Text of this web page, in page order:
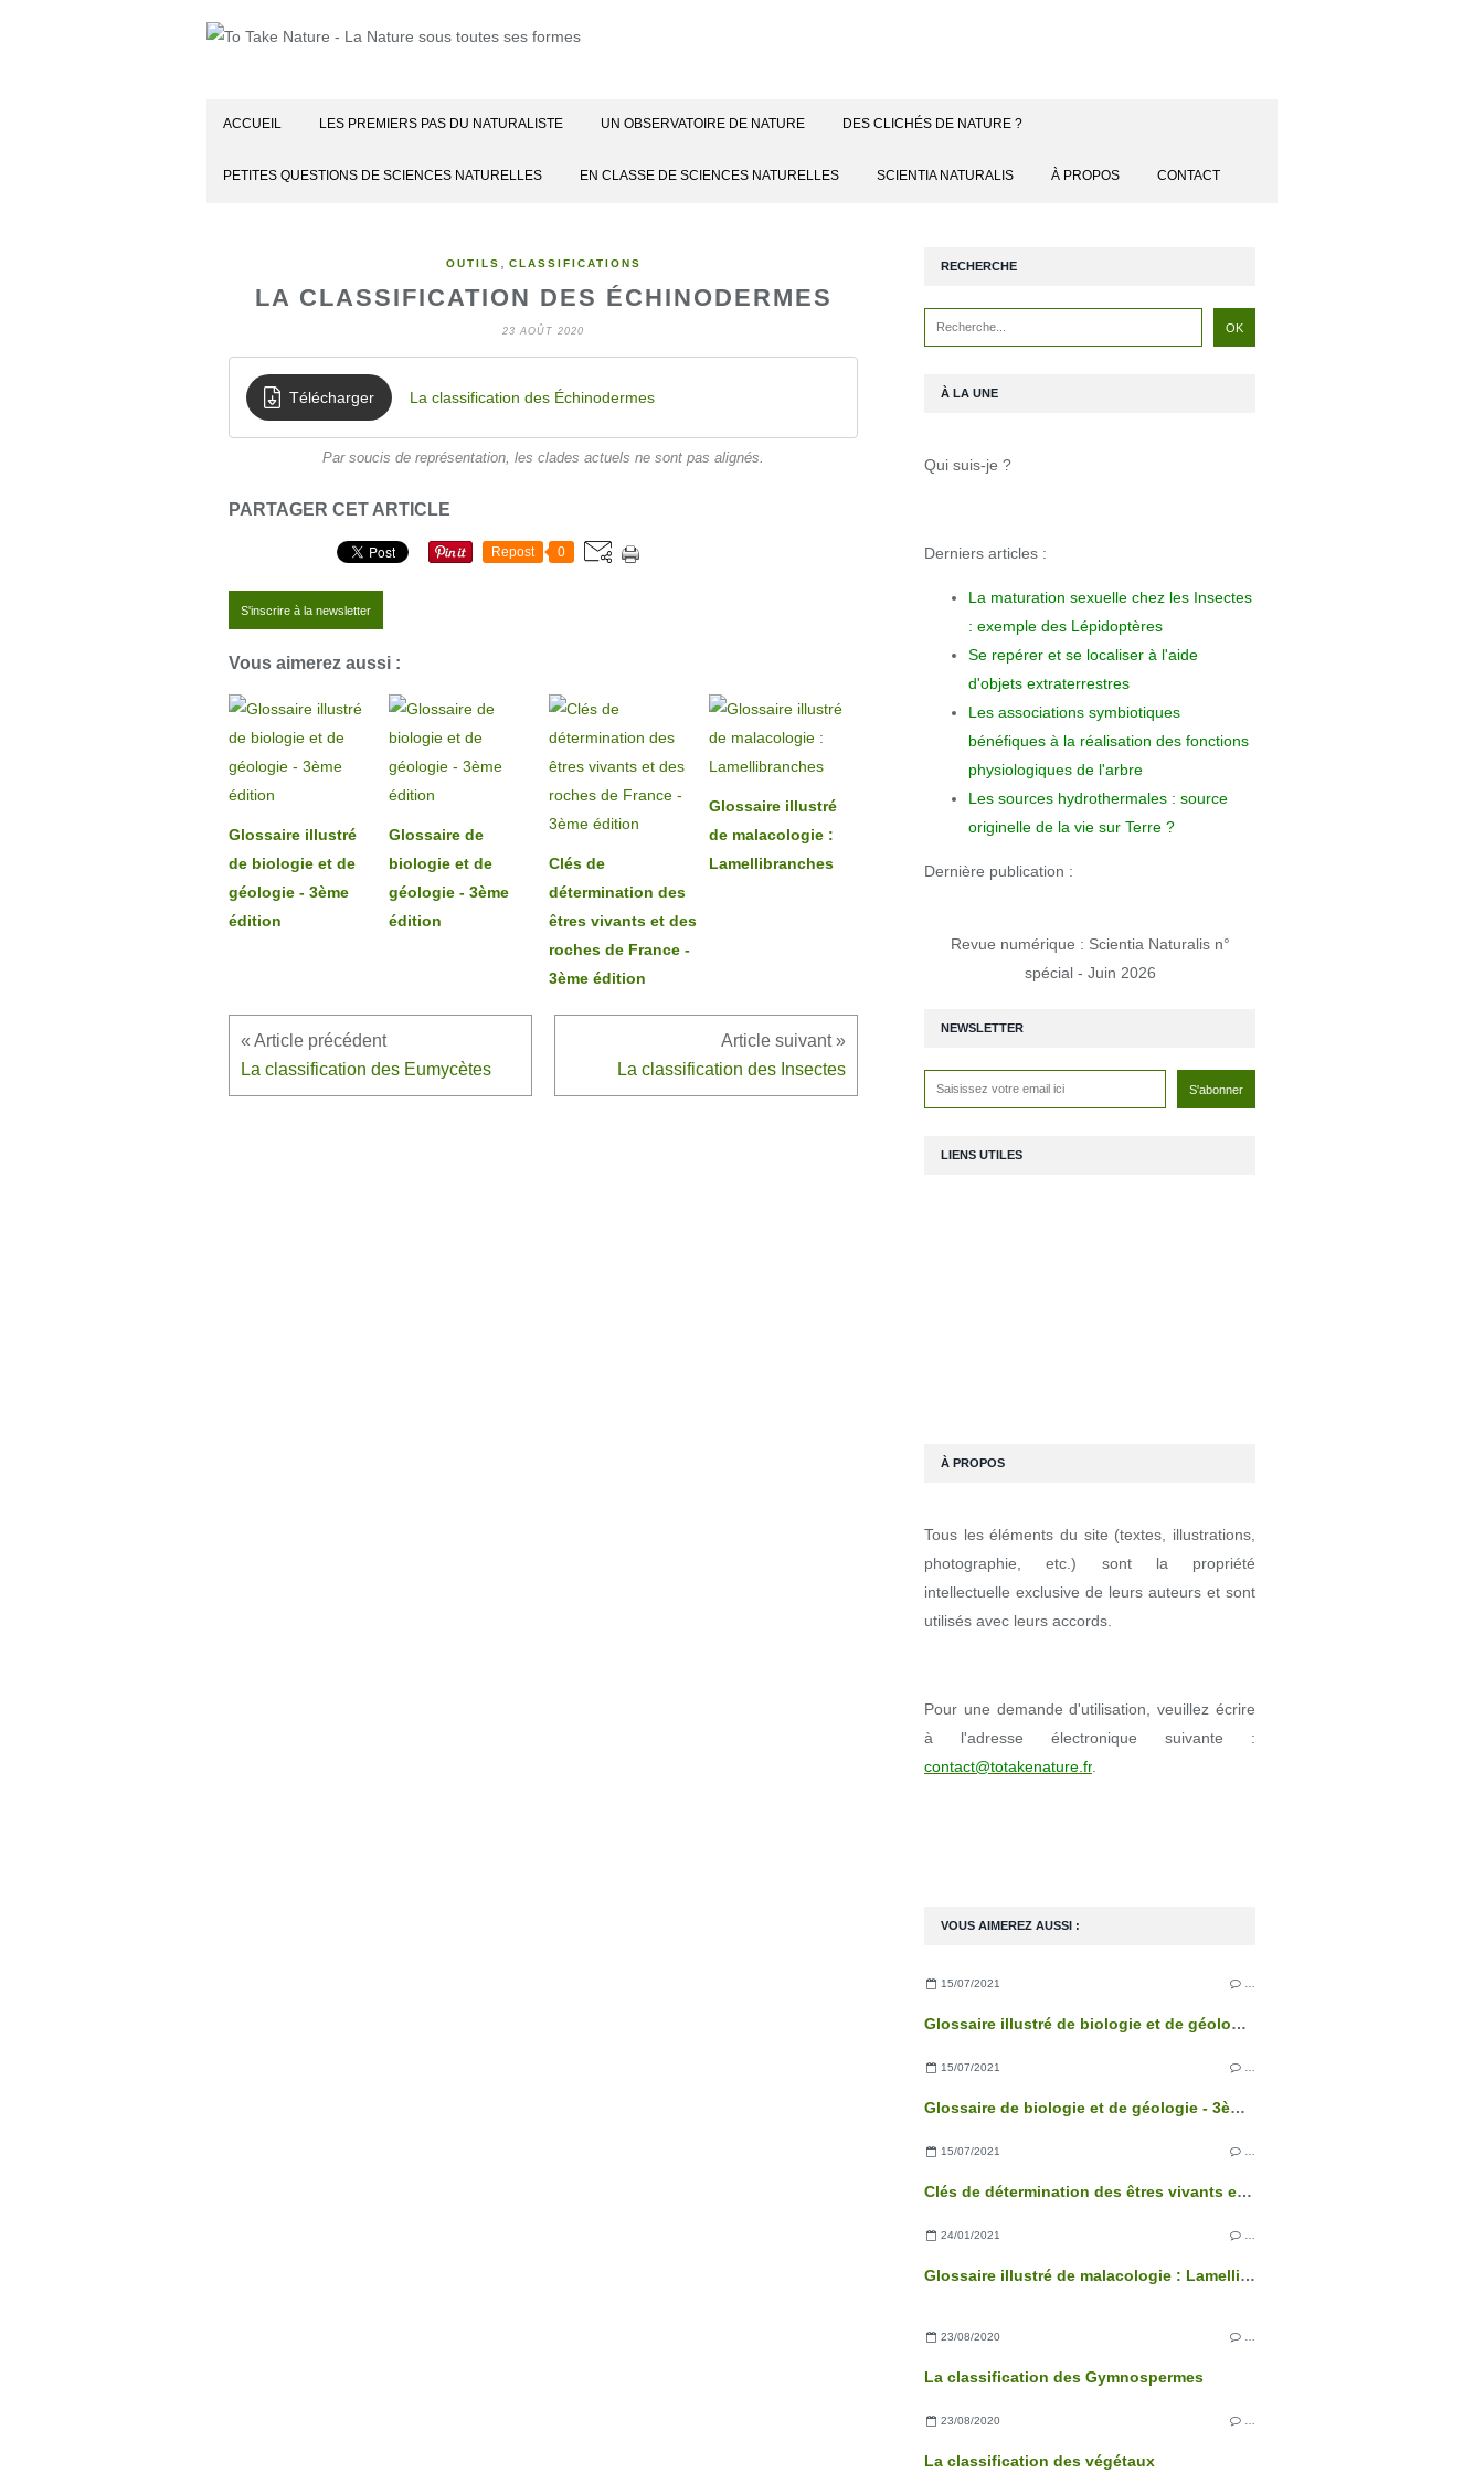
ACCUEIL LES PREMIERS PAS DU NATURALISTE UN OBSERVATOIRE DE NATURE DES CLICHÉS DE NATURE ?
PETITES QUESTIONS DE SCIENCES NATURELLES EN CLASSE DE SCIENCES NATURELLES SCIENTIA NATURALIS À PROPOS CONTACT
OUTILS CLASSIFICATIONS
LA CLASSIFICATION DES ÉCHINODERMES
23 AOÛT 2020
Télécharger La classification des Échinodermes
Par soucis de représentation, les clades actuels ne sont pas alignés.
PARTAGER CET ARTICLE
Repost 0
S'inscrire à la newsletter
Vous aimerez aussi :
Glossaire illustré
de biologie et de
géologie - 3ème
édition
Glossaire de
biologie et de
géologie - 3ème
édition
Clés de
détermination des
êtres vivants et des
roches de France -
3ème édition
Glossaire illustré
de malacologie :
Lamellibranches
La classification des Eumycètes La classification des Insectes
NEWSLETTER
RECHERCHE
VOUS AIMEREZ AUSSI :
15/07/2021
Glossaire illustré de biologie et de géologie - 3ème édition
15/07/2021
Glossaire de biologie et de géologie - 3ème édition
15/07/2021
Clés de détermination des êtres vivants et des roches de France - 3ème édition
24/01/2021
Glossaire illustré de malacologie : Lamellibranches
23/08/2020
La classification des Gymnospermes
23/08/2020
La classification des végétaux
À LA UNE
Qui suis-je ?
Derniers articles :
La maturation sexuelle chez les Insectes
: exemple des Lépidoptères
Se repérer et se localiser à l'aide
d'objets extraterrestres
Les associations symbiotiques
bénéfiques à la réalisation des fonctions
physiologiques de l'arbre
Les sources hydrothermales : source
originelle de la vie sur Terre ?
Dernière publication :
Revue numérique : Scientia Naturalis n°
spécial - Juin 2026
LIENS UTILES
À PROPOS
Tous les éléments du site (textes, illustrations,
photographie, etc.) sont la propriété
intellectuelle exclusive de leurs auteurs et sont
utilisés avec leurs accords.
Pour une demande d'utilisation, veuillez écrire
à l'adresse électronique suivante :
contact@totakenature.fr